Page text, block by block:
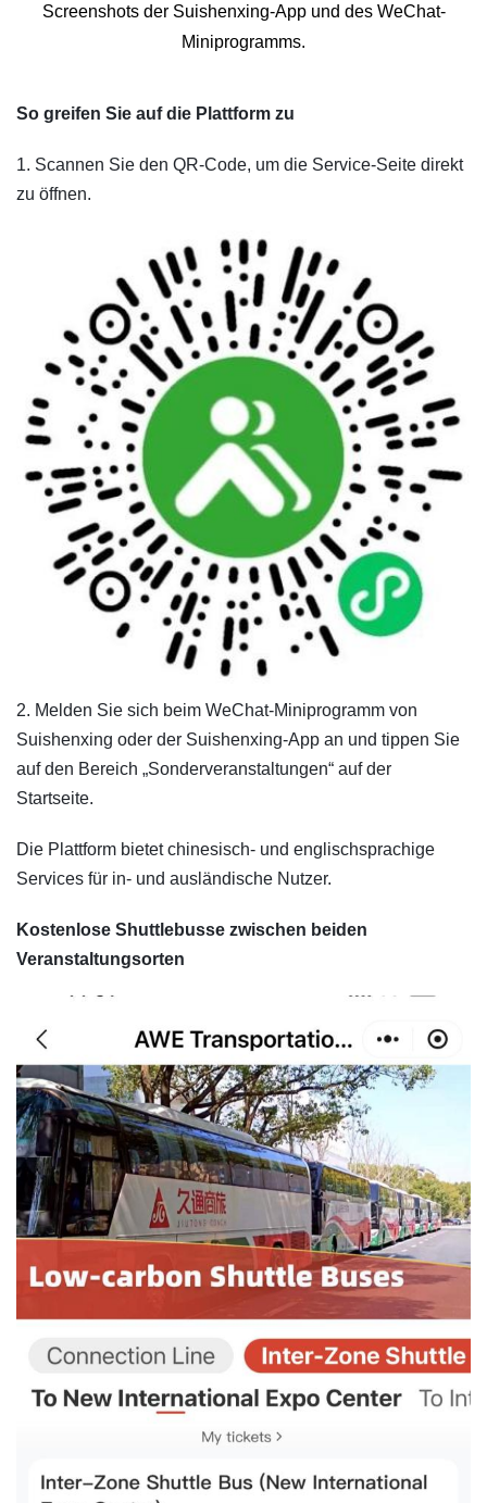
Screenshots der Suishenxing-App und des WeChat-
Miniprogramms.
So greifen Sie auf die Plattform zu
1. Scannen Sie den QR-Code, um die Service-Seite direkt
zu öffnen.
​2. Melden Sie sich beim WeChat-Miniprogramm von
Suishenxing oder der Suishenxing-App an und tippen Sie
auf den Bereich „Sonderveranstaltungen“ auf der
Startseite.
Die Plattform bietet chinesisch- und englischsprachige
Services für in- und ausländische Nutzer.
Kostenlose Shuttlebusse zwischen beiden
Veranstaltungsorten